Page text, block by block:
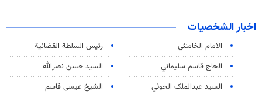
اخبار الشخصيات
الامام الخامنئي
رئیس السلطة القضائیة
الحاج قاسم سليماني
السيد حسن نصرالله
السید عبدالملک الحوثي
الشيخ عيسى قاسم